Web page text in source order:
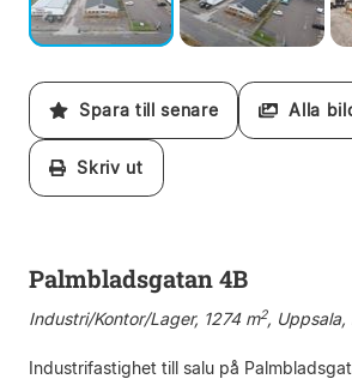
Spara till senare Alla
Skriv ut
Palmbladsgatan 4B
Industri/Kontor/Lager, 1274 m2, Uppsala,
Industrifastighet till salu på